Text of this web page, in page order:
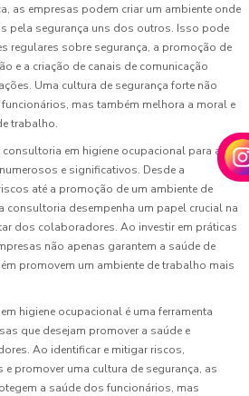
as empresas podem criar um ambiente onde
pela segurança uns dos outros. Isso pode
regulares sobre segurança, a promoção de
e a criação de canais de comunicação
Uma cultura de segurança forte não
mas também melhora a moral e
trabalho.
em higiene ocupacional para a
e significativos. Desde a
até a promoção de um ambiente de
consultoria desempenha um papel crucial na
dos colaboradores. Ao investir em práticas
não apenas garantem a saúde de
promovem um ambiente de trabalho mais
higiene ocupacional é uma ferramenta
que desejam promover a saúde e
Ao identificar e mitigar riscos,
e promover uma cultura de segurança, as
a saúde dos funcionários, mas